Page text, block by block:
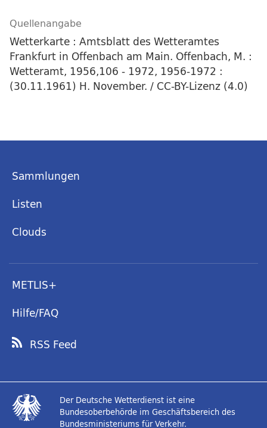
Quellenangabe
Wetterkarte : Amtsblatt des Wetteramtes
Frankfurt in Offenbach am Main. Offenbach, M. :
Wetteramt, 1956,106 - 1972, 1956-1972 :
(30.11.1961) H. November. / CC-BY-Lizenz (4.0)
Sammlungen
Listen
Clouds
METLIS+
Hilfe/FAQ
RSS Feed
Der Deutsche Wetterdienst ist eine
Bundesoberbehörde im Geschäftsbereich des
Bundesministeriums für Verkehr.